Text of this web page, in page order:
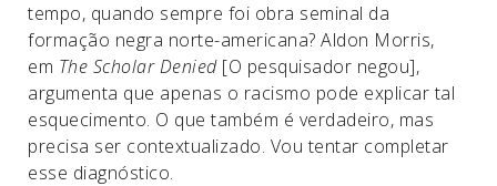
tempo, quando sempre foi obra seminal da
formação negra norte-americana? Aldon Morris,
em The Scholar Denied[O pesquisador negou],
argumenta que apenas o racismo pode explicar tal
esquecimento. O que também é verdadeiro, mas
precisa ser contextualizado. Vou tentar completar
esse diagnóstico.